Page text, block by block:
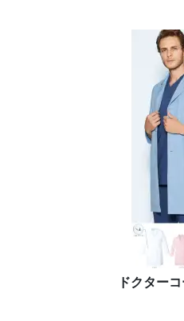
ト仕様で、ペンなどを取り出しや
ッチ素材で、スクラブなどの上か
肩や背中にストレスを感じさせま
適に。DynamotionFitMIZUNO
たトップアスリートの動作解析を
ェア構造です。動的機能裁断や機
や圧迫感を軽減し、運動中のフィ
ドクター